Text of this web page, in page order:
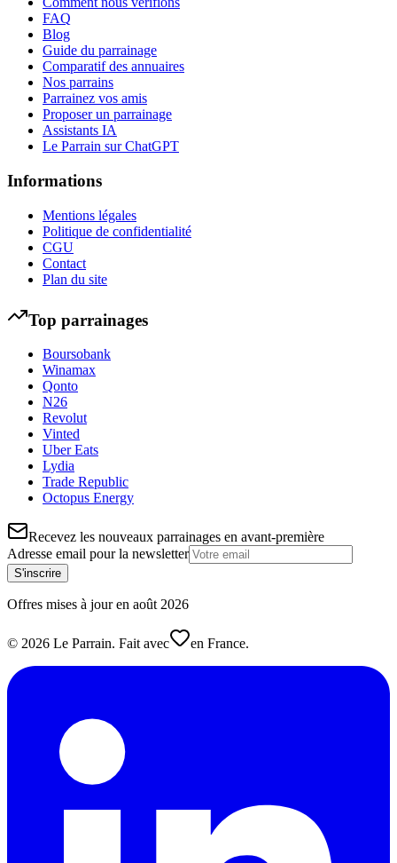
FAQ
Blog
Guide du parrainage
Comparatif des annuaires
Nos parrains
Parrainez vos amis
Proposer un parrainage
Assistants IA
Le Parrain sur ChatGPT
Informations
Mentions légales
Politique de confidentialité
CGU
Contact
Plan du site
Top parrainages
Boursobank
Winamax
Qonto
N26
Revolut
Vinted
Uber Eats
Lydia
Trade Republic
Octopus Energy
Recevez les nouveaux parrainages en avant-première
Adresse email pour la newsletter
S'inscrire
Offres mises à jour en août 2026
© 2026 Le Parrain. Fait avec en France.